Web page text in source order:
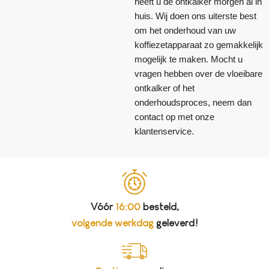
huis. Wij doen ons uiterste best
om het onderhoud van uw
koffiezetapparaat zo gemakkelijk
mogelijk te maken. Mocht u
vragen hebben over de vloeibare
ontkalker of het
onderhoudsproces, neem dan
contact op met onze
klantenservice.
Vóór 16:00besteld,
volgende werkdag geleverd!